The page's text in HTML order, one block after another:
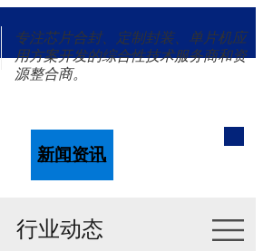
专注芯片合封、定制封装、单片机应
用方案开发的综合性技术服务商和资
源整合商。
新闻资讯
行业动态